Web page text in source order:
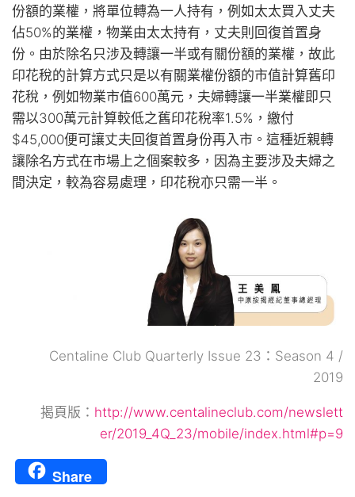
份額的業權，將單位轉為一人持有，例如太太買入丈夫
佔50%的業權，物業由太太持有，丈夫則回復首置身
份。由於除名只涉及轉讓一半或有關份額的業權，故此
印花稅的計算方式只是以有關業權份額的市值計算舊印
花稅，例如物業市值600萬元，夫婦轉讓一半業權即只
需以300萬元計算較低之舊印花稅率1.5%，繳付
$45,000便可讓丈夫回復首置身份再入市。這種近親轉
讓除名方式在市場上之個案較多，因為主要涉及夫婦之
間決定，較為容易處理，印花稅亦只需一半。
Centaline Club Quarterly Issue 23：Season 4 /
2019
揭頁版： http://www.centalineclub.com/newslett
er/2019_4Q_23/mobile/index.html#p=9
Share